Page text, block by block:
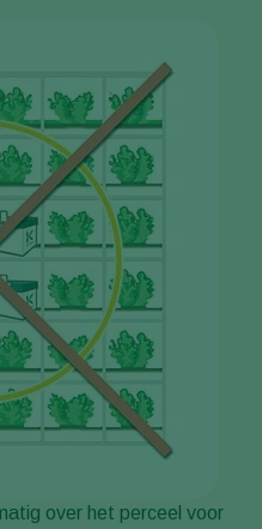
over het perceel voor